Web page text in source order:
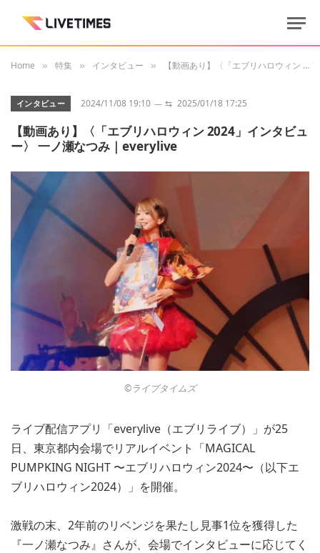
Home » 特集 » インタビュー » 【動画あり】〈「エブリハロウィン 2024」インタビュー〉 一ノ瀬なつみ｜everylive
インタビュー 2024/11/08 19:10 ⇆ 2025/01/18 17:25
【動画あり】〈「エブリハロウィン 2024」インタビュ
ー〉 一ノ瀬なつみ｜everylive
©︎ライブタイムズ
ライブ配信アプリ「everylive（エブリライブ）」が25
日、東京都内会場でリアルイベント「MAGICAL
PUMPKING NIGHT 〜エブリハロウィン2024〜（以下エ
ブリハロウィン2024）」を開催。
激戦の末、2年前のリベンジを果たし見事1位を獲得した
『一ノ瀬なつみ』さんが、会場でインタビューに応じてく